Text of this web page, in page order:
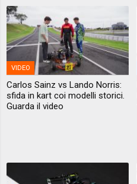
VIDEO
Carlos Sainz vs Lando Norris:
sfida in kart coi modelli storici.
Guarda il video